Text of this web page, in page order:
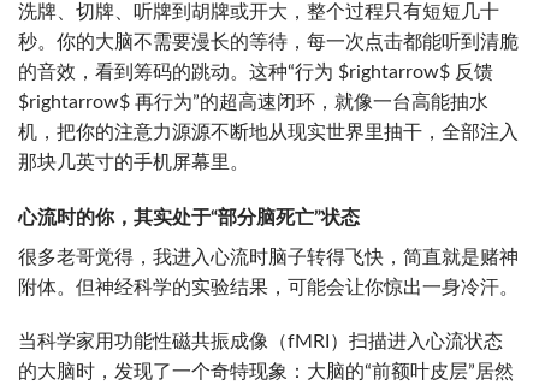
洗牌、切牌、听牌到胡牌或开大，整个过程只有短短几十
秒。你的大脑不需要漫长的等待，每一次点击都能听到清脆
的音效，看到筹码的跳动。这种“行为 $rightarrow$ 反馈
$rightarrow$ 再行为”的超高速闭环，就像一台高能抽水
机，把你的注意力源源不断地从现实世界里抽干，全部注入
那块几英寸的手机屏幕里。
心流时的你，其实处于“部分脑死亡”状态
很多老哥觉得，我进入心流时脑子转得飞快，简直就是赌神
附体。但神经科学的实验结果，可能会让你惊出一身冷汗。
当科学家用功能性磁共振成像（fMRI）扫描进入心流状态
的大脑时，发现了一个奇特现象：大脑的“前额叶皮层”居然